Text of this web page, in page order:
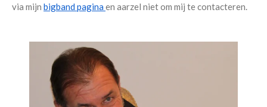
via mijn bigband pagina en aarzel niet om mij te contacteren.